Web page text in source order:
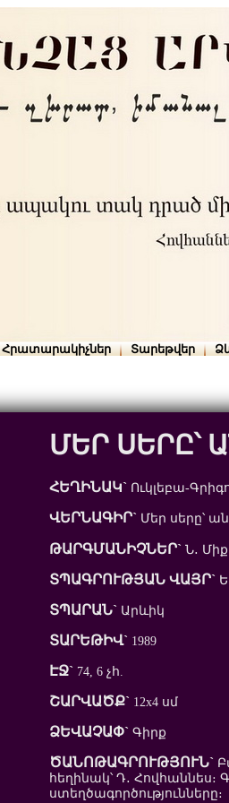
Հրատարակիչներ Տարեթվեր
ՄԵՐ ՍԵՐԸ՝
ՀԵՂԻՆԱԿ` Ուկլեբա-
ՎԵՐՆԱԳԻՐ` Մեր սերը՝
ԹԱՐԳՄԱՆԻՉՆԵՐ` Ն․
ՏՊԱԳՐՈՒԹՅԱՆ ՎԱՅՐ`
ՏՊԱՐԱՆ` Արևիկ
ՏԱՐԵԹԻՎ` 1989
ԷՋ` 74, 6 չհ.
ՇԱՐՎԱԾՔ` 12x4 սմ
ՁԵՎԱՉԱՓ` Գիրք
ԾԱՆՈԹԱԳՐՈՒԹՅՈՒՆ`
հեղինակ՝ Դ․
ստեղծագործությունները։